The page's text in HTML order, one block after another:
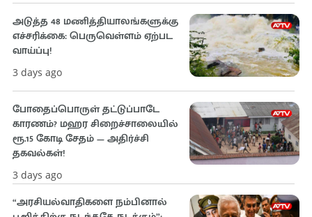
அடுத்த 48 மணித்தியாலங்களுக்கு
எச்சரிக்கை: பெருவெள்ளம் ஏற்பட
வாய்ப்பு!
3 days ago
போதைப்பொருள் தட்டுப்பாடே
காரணம்? மஹர சிறைச்சாலையில்
ரூ.15 கோடி சேதம் — அதிர்ச்சி
தகவல்கள்!
3 days ago
“அரசியல்வாதிகளை நம்பினால்